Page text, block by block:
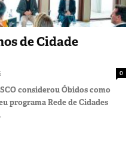
de Cidade
0
considerou Óbidos como
programa Rede de Cidades